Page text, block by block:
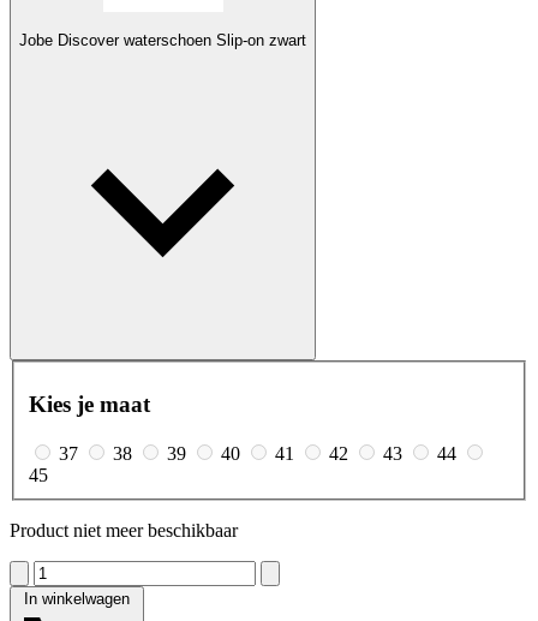
Jobe Discover waterschoen Slip-on zwart
Kies je maat
37 38 39 40 41 42 43
44
45
Product niet meer beschikbaar
In winkelwagen